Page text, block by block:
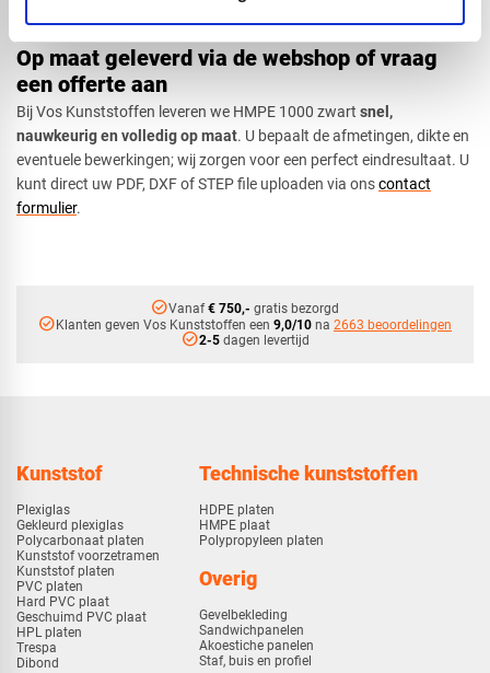
Op maat geleverd via de webshop of vraag
een offerte aan
Bij Vos Kunststoffen leveren we HMPE 1000 zwart snel,
nauwkeurig en volledig op maat. U bepaalt de afmetingen, dikte en
eventuele bewerkingen; wij zorgen voor een perfect eindresultaat. U
kunt direct uw PDF, DXF of STEP file uploaden via onscontact
formulier.
check_circleVanaf€ 750,- gratis bezorgd
check_circleKlanten geven Vos Kunststoffen een 9,0/10 na 2663 beoordelingen
check_circle2-5dagen levertijd
Kunststof
Plexiglas
Gekleurd plexiglas
Polycarbonaat platen
Kunststof voorzetramen
Kunststof platen
PVC platen
Hard PVC plaat
Geschuimd PVC plaat
HPL platen
Trespa
Dibond
Technische kunststoffen
HDPE platen
HMPE plaat
Polypropyleen platen
Overig
Gevelbekleding
Sandwichpanelen
Akoestiche panelen
Staf, buis en profiel